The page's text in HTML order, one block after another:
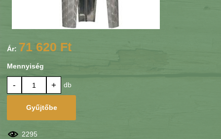
Ár: 71 620 Ft
Mennyiség
- + db
Gyűjtőbe
2295